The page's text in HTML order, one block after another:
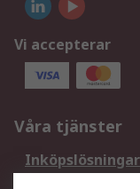
Vi accepterar
Våra tjänster
Inköpslösningar